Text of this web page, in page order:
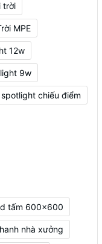
trời
MPE
12w
9w
chiếu điểm
tấm 600x600
nhà xưởng